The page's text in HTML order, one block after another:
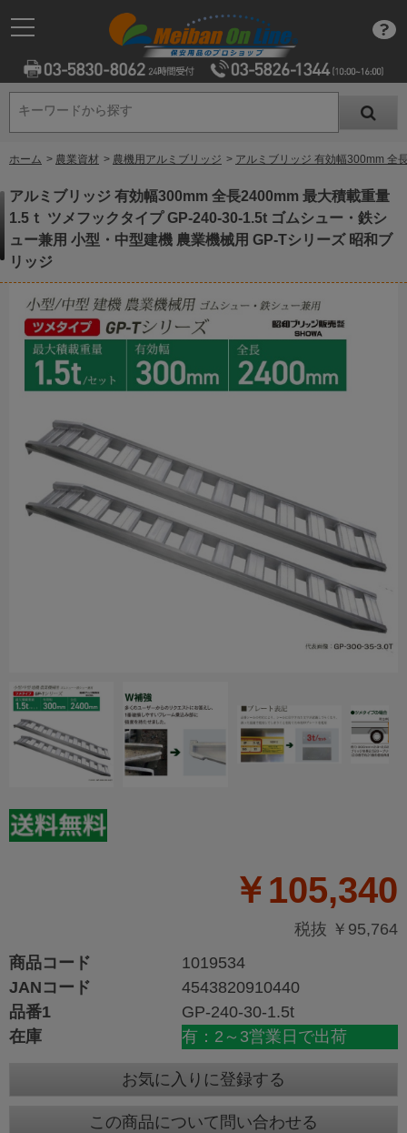
キーワードから探す
キーワードから探す
ホーム > 農業資材 > 農機用アルミブリッジ > アルミブリッジ 有効幅300mm 全
アルミブリッジ 有効幅300mm 全長2400mm 最大積載重量
1.5ｔ ツメフックタイプ GP-240-30-1.5t ゴムシュー・鉄シ
ュー兼用 小型・中型建機 農業機械用 GP-Tシリーズ 昭和ブ
リッジ
￥105,340
税抜 ￥95,764
商品コード
1019534
JANコード
4543820910440
品番1
GP-240-30-1.5t
在庫
有：2～3営業日で出荷
お気に入りに登録する
この商品について問い合わせる